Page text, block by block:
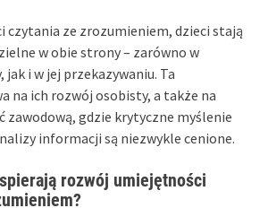
czytania ze zrozumieniem, dzieci stają
w obie strony – zarówno w
jak i w jej przekazywaniu. Ta
na ich rozwój osobisty, a także na
zawodową, gdzie krytyczne myślenie
informacji są niezwykle cenione.
rozwój umiejętności